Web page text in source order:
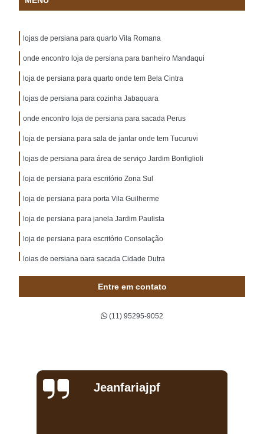
lojas de persiana para quarto Vila Romana
onde encontro loja de persiana para banheiro Mandaqui
loja de persiana para quarto onde tem Bela Cintra
lojas de persiana para cozinha Jabaquara
onde encontro loja de persiana para sacada Perus
loja de persiana para sala de jantar onde tem Tucuruvi
lojas de persiana para área de serviço Jardim Bonfiglioli
loja de persiana para escritório Zona Sul
loja de persiana para porta Vila Guilherme
loja de persiana para janela Jardim Paulista
loja de persiana para escritório Consolação
lojas de persiana para sacada Cidade Dutra
procuro loja de persiana para sala Bela Vista
lojas de persiana para área externa Jardim América
loja de persiana para cozinha Interlagos
procuro loja de persiana para quarto Praça da Arvore
procuro loja de persiana para sala de jantar Vila Mariana
Entre em contato
(11) 95295-9052
Jeanfariajpf